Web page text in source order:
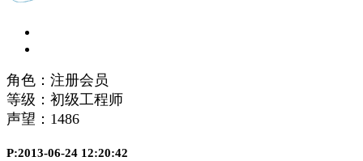
角色：注册会员
等级：初级工程师
声望： 1486
P:2013-06-24 12:20:42